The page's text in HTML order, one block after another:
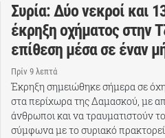
Συρία: Δύο νεκροί και
έκρηξη οχήματος στην
επίθεση μέσα σε έναν
Πρίν 9 λεπτά
Έκρηξη σημειώθηκε σήμερα σε
στα περίχωρα της Δαμασκού, με
άνθρωποι και να τραυματιστούν
σύμφωνα με το συριακό